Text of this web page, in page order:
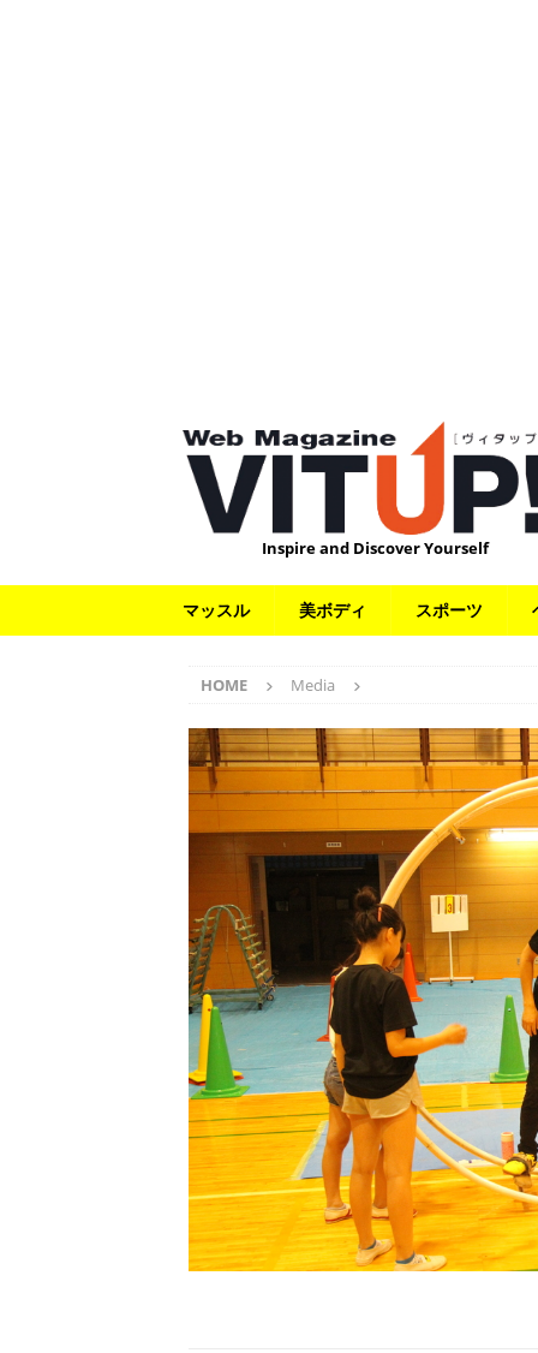
Inspire and Discover Yourself
マッスル 美ボディ スポーツ
HOME Media